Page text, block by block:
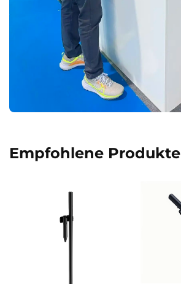
Empfohlene Produkte